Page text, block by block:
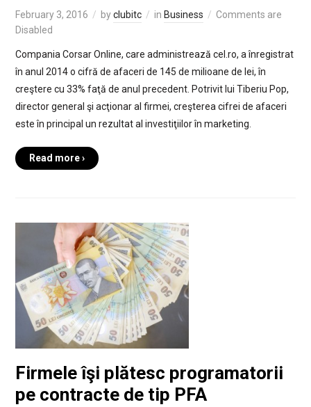
February 3, 2016 byclubitc in Business
Comments are
Disabled
Compania Corsar Online, care administrează cel.ro, a înregistrat
în anul 2014 o cifră de afaceri de 145 de milioane de lei, în
creştere cu 33% faţă de anul precedent. Potrivit lui Tiberiu Pop,
director general şi acţionar al firmei, creşterea cifrei de afaceri
este în principal un rezultat al investiţiilor în marketing.
Read more ›
Firmele îşi plătesc programatorii
pe contracte de tip PFA